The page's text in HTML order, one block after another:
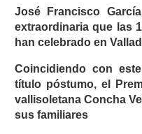
José Francisco
extraordinaria que las
han celebrado en
Coincidiendo con
título póstumo, el
vallisoletana Concha
sus familiares